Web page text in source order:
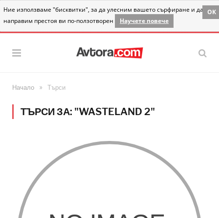
Ние използваме "бисквитки", за да улесним вашето сърфиране и да
направим престоя ви по-ползотворен
Научете повече
OK
Начало » Търси
ТЪРСИ ЗА: "WASTELAND 2"